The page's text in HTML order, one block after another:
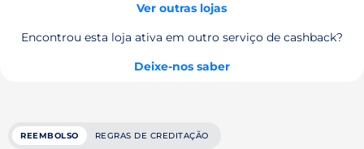
Ver outras lojas
Encontrou esta loja ativa em outro serviço de cashback?
Deixe-nos saber
REEMBOLSO REGRAS DE CREDITAÇÃO